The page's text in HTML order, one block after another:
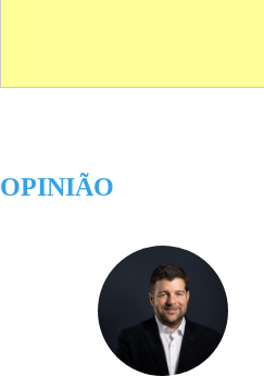
OPINIÃO